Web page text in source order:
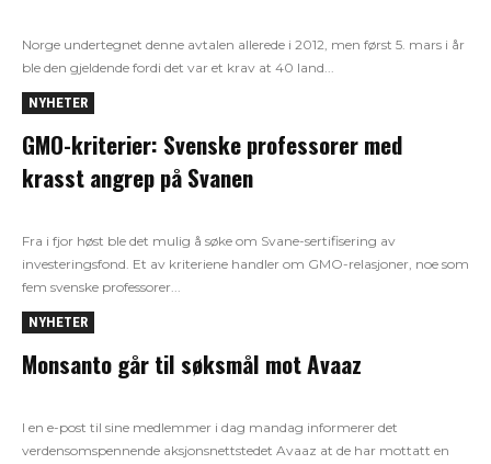
Norge undertegnet denne avtalen allerede i 2012, men først 5. mars i år
ble den gjeldende fordi det var et krav at 40 land...
NYHETER
GMO-kriterier: Svenske professorer med
krasst angrep på Svanen
Fra i fjor høst ble det mulig å søke om Svane-sertifisering av
investeringsfond. Et av kriteriene handler om GMO-relasjoner, noe som
fem svenske professorer...
NYHETER
Monsanto går til søksmål mot Avaaz
I en e-post til sine medlemmer i dag mandag informerer det
verdensomspennende aksjonsnettstedet Avaaz at de har mottatt en